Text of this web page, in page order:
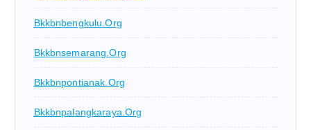
Bkkbnbengkulu.org
Bkkbnsemarang.org
Bkkbnpontianak.org
Bkkbnpalangkaraya.org